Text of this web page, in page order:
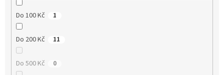
Do 100 Kč 1
Do 200 Kč 11
Do 500 Kč 0